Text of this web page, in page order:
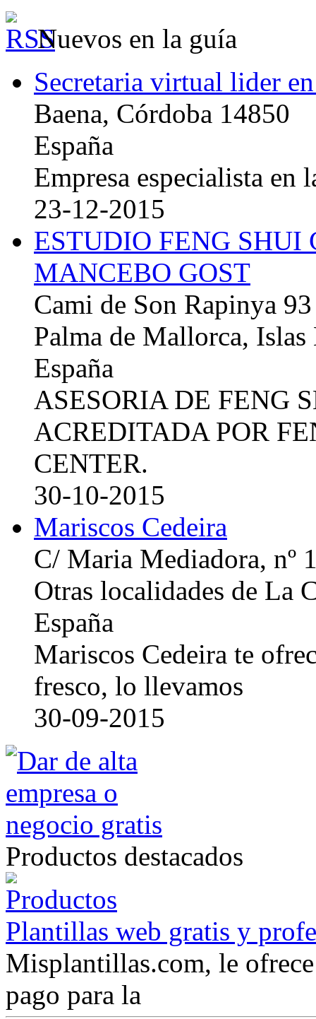
Nuevos en la guía
Secretaria virtual lider
Baena, Córdoba 14850
España
Empresa especialista en
23-12-2015
ESTUDIO FENG
MANCEBO GOST
Cami de Son Rapinya 93
Palma de Mallorca, Islas
España
ASESORIA DE FENG
ACREDITADA POR
CENTER.
30-10-2015
Mariscos Cedeira
C/ Maria Mediadora, nº
Otras localidades de La
España
Mariscos Cedeira te
fresco, lo llevamos
30-09-2015
Productos destacados
Plantillas web gratis y
Misplantillas.com, le
pago para la